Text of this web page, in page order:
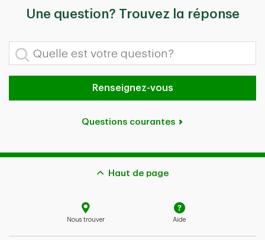
Une question? Trouvez la réponse
Quelle est votre question?
Renseignez-vous
Questions courantes
Haut de page
Nous trouver Aide